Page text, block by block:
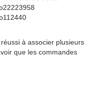
22223958
112440
réussi à associer plusieurs
que les commandes